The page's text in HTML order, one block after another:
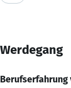
Werdegang
Berufserfahrung